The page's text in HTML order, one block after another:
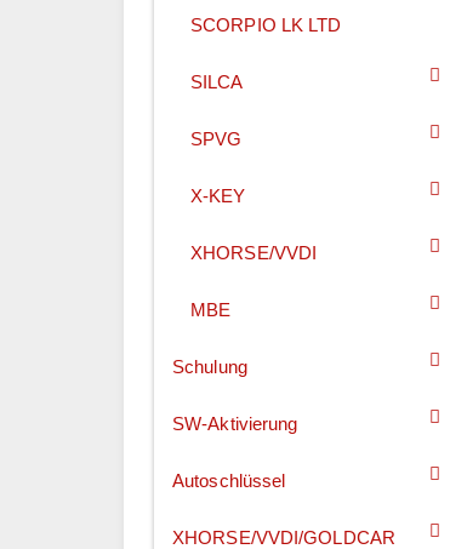
SCORPIO LK LTD
SILCA
SPVG
X-KEY
XHORSE/VVDI
MBE
Schulung
SW-Aktivierung
Autoschlüssel
XHORSE/VVDI/GOLDCAR